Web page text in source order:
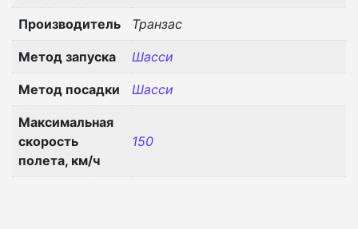
Производитель Транзас
Метод запуска Шасси
Метод посадки Шасси
Максимальная
скорость
полета, км/ч
150